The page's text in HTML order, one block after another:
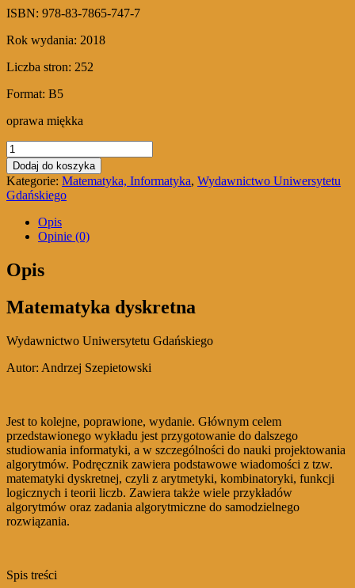
ISBN: 978-83-7865-747-7
Rok wydania: 2018
Liczba stron: 252
Format: B5
oprawa miękka
ilość
Matematyka
dyskretna
Dodaj do koszyka
Kategorie: Matematyka, Informatyka, Wydawnictwo Uniwersytetu
Gdańskiego
Opis
Opinie (0)
Opis
Matematyka dyskretna
Wydawnictwo Uniwersytetu Gdańskiego
Autor: Andrzej Szepietowski
Jest to kolejne, poprawione, wydanie. Głównym celem
przedstawionego wykładu jest przygotowanie do dalszego
studiowania informatyki, a w szczególności do nauki projektowania
algorytmów. Podręcznik zawiera podstawowe wiadomości z tzw.
matematyki dyskretnej, czyli z arytmetyki, kombinatoryki, funkcji
logicznych i teorii liczb. Zawiera także wiele przykładów
algorytmów oraz zadania algorytmiczne do samodzielnego
rozwiązania.
Spis treści